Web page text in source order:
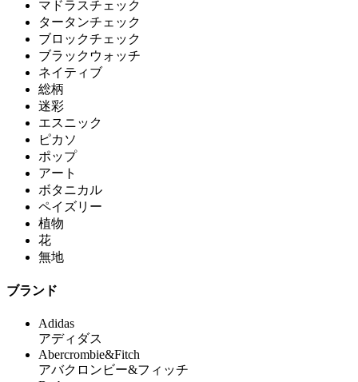
マドラスチェック
タータンチェック
ブロックチェック
ブラックウォッチ
ネイティブ
総柄
迷彩
エスニック
ピカソ
ポップ
アート
ボタニカル
ペイズリー
植物
花
無地
ブランド
Adidas
アディダス
Abercrombie&Fitch
アバクロンビー&フィッチ